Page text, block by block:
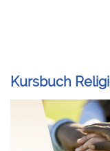
Kursbuch